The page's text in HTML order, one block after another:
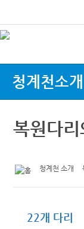
청계천소개
복원다
청계천 소개
22개 다리